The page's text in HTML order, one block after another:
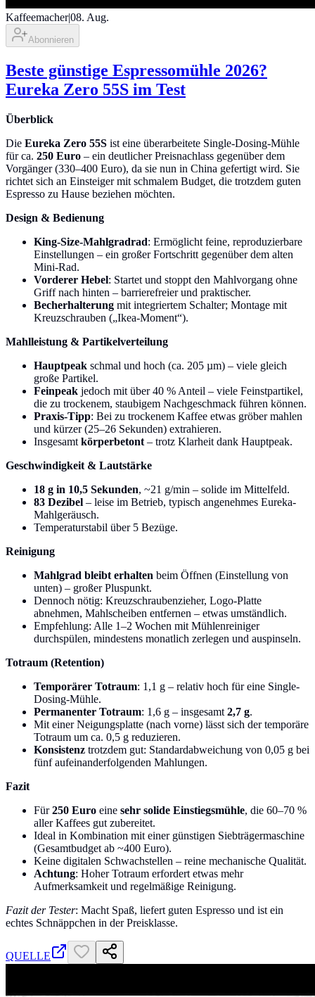
Kaffeemacher|08. Aug.
Abonnieren
Beste günstige Espressomühle 2026?
Eureka Zero 55S im Test
Überblick
Die Eureka Zero 55S ist eine überarbeitete Single-Dosing-Mühle
für ca. 250 Euro – ein deutlicher Preisnachlass gegenüber dem
Vorgänger (330–400 Euro), da sie nun in China gefertigt wird. Sie
richtet sich an Einsteiger mit schmalem Budget, die trotzdem guten
Espresso zu Hause beziehen möchten.
Design & Bedienung
King-Size-Mahlgradrad: Ermöglicht feine, reproduzierbare
Einstellungen – ein großer Fortschritt gegenüber dem alten
Mini-Rad.
Vorderer Hebel: Startet und stoppt den Mahlvorgang ohne
Griff nach hinten – barrierefreier und praktischer.
Becherhalterung mit integriertem Schalter; Montage mit
Kreuzschrauben („Ikea-Moment“).
Mahlleistung & Partikelverteilung
Hauptpeak schmal und hoch (ca. 205 µm) – viele gleich
große Partikel.
Feinpeak jedoch mit über 40 % Anteil – viele Feinstpartikel,
die zu trockenem, staubigem Nachgeschmack führen können.
Praxis-Tipp: Bei zu trockenem Kaffee etwas gröber mahlen
und kürzer (25–26 Sekunden) extrahieren.
Insgesamt körperbetont – trotz Klarheit dank Hauptpeak.
Geschwindigkeit & Lautstärke
18 g in 10,5 Sekunden, ~21 g/min – solide im Mittelfeld.
83 Dezibel – leise im Betrieb, typisch angenehmes Eureka-
Mahlgeräusch.
Temperaturstabil über 5 Bezüge.
Reinigung
Mahlgrad bleibt erhalten beim Öffnen (Einstellung von
unten) – großer Pluspunkt.
Dennoch nötig: Kreuzschraubenzieher, Logo-Platte
abnehmen, Mahlscheiben entfernen – etwas umständlich.
Empfehlung: Alle 1–2 Wochen mit Mühlenreiniger
durchspülen, mindestens monatlich zerlegen und auspinseln.
Totraum (Retention)
Temporärer Totraum: 1,1 g – relativ hoch für eine Single-
Dosing-Mühle.
Permanenter Totraum: 1,6 g – insgesamt 2,7 g.
Mit einer Neigungsplatte (nach vorne) lässt sich der temporäre
Totraum um ca. 0,5 g reduzieren.
Konsistenz trotzdem gut: Standardabweichung von 0,05 g bei
fünf aufeinanderfolgenden Mahlungen.
Fazit
Für250 Euro eine sehr solide Einstiegsmühle, die 60–70 %
aller Kaffees gut zubereitet.
Ideal in Kombination mit einer günstigen Siebträgermaschine
(Gesamtbudget ab ~400 Euro).
Keine digitalen Schwachstellen – reine mechanische Qualität.
Achtung: Hoher Totraum erfordert etwas mehr
Aufmerksamkeit und regelmäßige Reinigung.
Fazit der Tester: Macht Spaß, liefert guten Espresso und ist ein
echtes Schnäppchen in der Preisklasse.
QUELLE